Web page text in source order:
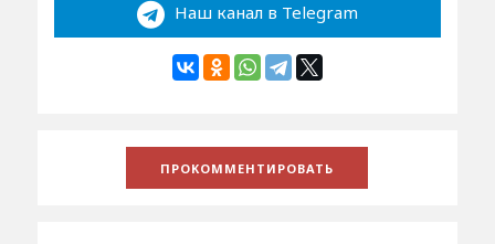
Наш канал в Telegram